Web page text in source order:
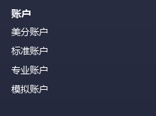
账户
美分账户
标准账户
专业账户
模拟账户